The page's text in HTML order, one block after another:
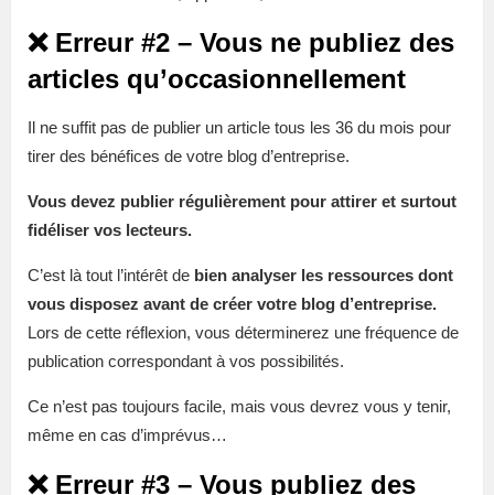
❌ Erreur #2 – Vous ne publiez des
articles qu’occasionnellement
Il ne suffit pas de publier un article tous les 36 du mois pour
tirer des bénéfices de votre blog d’entreprise.
Vous devez publier régulièrement pour attirer et surtout
fidéliser vos lecteurs.
C’est là tout l’intérêt de bien analyser les ressources dont
vous disposez avant de créer votre blog d’entreprise.
Lors de cette réflexion, vous déterminerez une fréquence de
publication correspondant à vos possibilités.
Ce n’est pas toujours facile, mais vous devrez vous y tenir,
même en cas d’imprévus…
❌ Erreur #3 – Vous publiez des